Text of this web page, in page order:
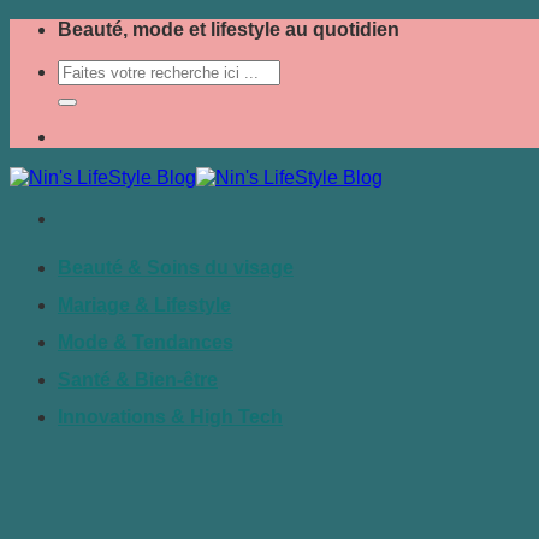
Passer
contenu
Beauté, mode et lifestyle au quotidien
Beauté & Soins du visage
Mariage & Lifestyle
Mode & Tendances
Santé & Bien-être
Innovations & High Tech